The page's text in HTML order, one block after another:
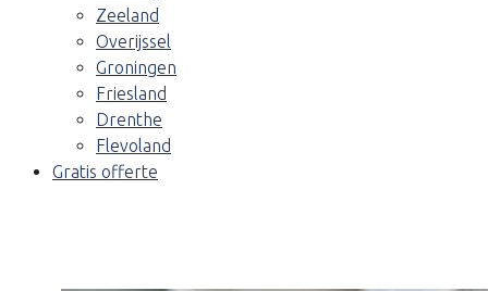
Zeeland
Overijssel
Groningen
Friesland
Drenthe
Flevoland
Gratis offerte